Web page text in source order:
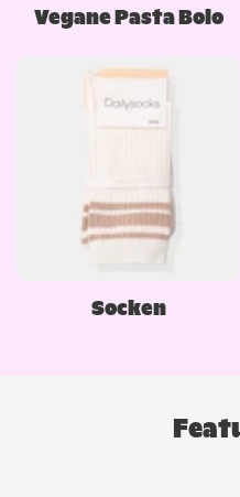
Vegane Pasta Bolo
Socken